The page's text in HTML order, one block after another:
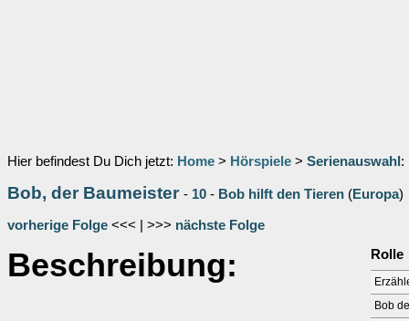
Hier befindest Du Dich jetzt: Home > Hörspiele > Serienauswahl :
Bob, der Baumeister - 10 - Bob hilft den Tieren (Europa)
vorherige Folge <<< | >>> nächste Folge
Beschreibung: Rolle
Bob